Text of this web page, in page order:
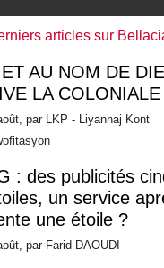
articles sur
AU NOM DE
LA
par LKP - Liyannaj Kont
: des publicités
un service
une étoile ?
par Farid DAOUDI